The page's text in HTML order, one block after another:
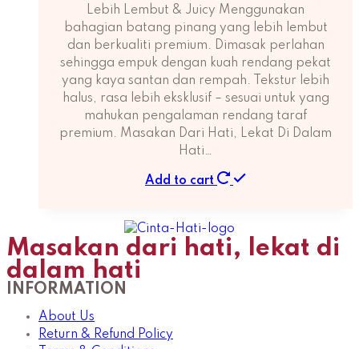
Lebih Lembut & Juicy Menggunakan
bahagian batang pinang yang lebih lembut
dan berkualiti premium. Dimasak perlahan
sehingga empuk dengan kuah rendang pekat
yang kaya santan dan rempah. Tekstur lebih
halus, rasa lebih eksklusif – sesuai untuk yang
mahukan pengalaman rendang taraf
premium. Masakan Dari Hati, Lekat Di Dalam
Hati…
Add to cart
Masakan dari hati, lekat di
dalam hati
INFORMATION
About Us
Return & Refund Policy